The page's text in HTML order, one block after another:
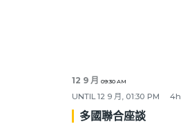
12 9 月 09:30 AM
UNTIL12 9 月, 01:30 PM 4h
多國聯合座談